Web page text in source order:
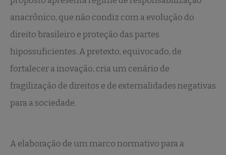
anacrônico, que não condiz com a evolução do
direito brasileiro e proteção das partes
hipossuficientes. A pretexto, equivocado, de
fortalecer a inovação, cria um cenário de
fragilização de direitos e de externalidades negativas
para a sociedade.
A elaboração de um marco normativo para a